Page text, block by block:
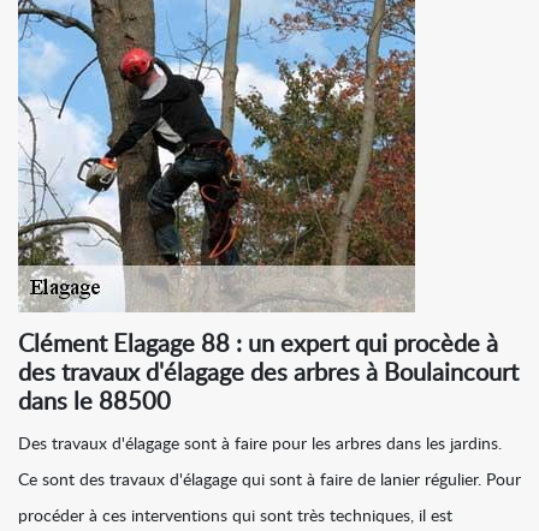
Clément Elagage 88 : un expert qui procède à
des travaux d'élagage des arbres à Boulaincourt
dans le 88500
Des travaux d'élagage sont à faire pour les arbres dans les jardins.
Ce sont des travaux d'élagage qui sont à faire de lanier régulier. Pour
procéder à ces interventions qui sont très techniques, il est